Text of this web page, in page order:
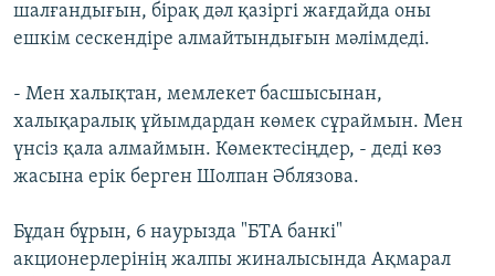
шалғандығын, бірақ дәл қазіргі жағдайда оны
ешкім сескендіре алмайтындығын мәлімдеді.
- Мен халықтан, мемлекет басшысынан,
халықаралық ұйымдардан көмек сұраймын. Мен
үнсіз қала алмаймын. Көмектесіңдер, - деді көз
жасына ерік берген Шолпан Әблязова.
Бұдан бұрын, 6 наурызда "БТА банкі"
акционерлерінің жалпы жиналысында Ақмарал